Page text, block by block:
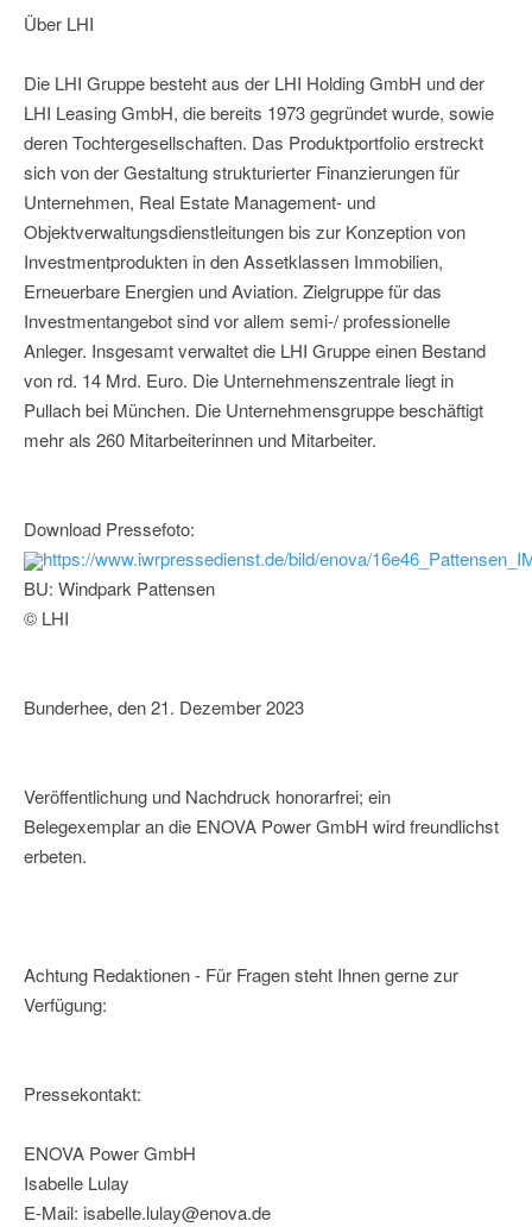
Über LHI
Die LHI Gruppe besteht aus der LHI Holding GmbH und der
LHI Leasing GmbH, die bereits 1973 gegründet wurde, sowie
deren Tochtergesellschaften. Das Produktportfolio erstreckt
sich von der Gestaltung strukturierter Finanzierungen für
Unternehmen, Real Estate Management- und
Objektverwaltungsdienstleitungen bis zur Konzeption von
Investmentprodukten in den Assetklassen Immobilien,
Erneuerbare Energien und Aviation. Zielgruppe für das
Investmentangebot sind vor allem semi-/ professionelle
Anleger. Insgesamt verwaltet die LHI Gruppe einen Bestand
von rd. 14 Mrd. Euro. Die Unternehmenszentrale liegt in
Pullach bei München. Die Unternehmensgruppe beschäftigt
mehr als 260 Mitarbeiterinnen und Mitarbeiter.
Download Pressefoto:
https://www.iwrpressedienst.de/bild/enova/
BU: Windpark Pattensen
© LHI
Bunderhee, den 21. Dezember 2023
Veröffentlichung und Nachdruck honorarfrei; ein
Belegexemplar an die ENOVA Power GmbH wird freundlichst
erbeten.
Achtung Redaktionen - Für Fragen steht Ihnen gerne zur
Verfügung:
Pressekontakt:
ENOVA Power GmbH
Isabelle Lulay
E-Mail: isabelle.lulay@enova.de